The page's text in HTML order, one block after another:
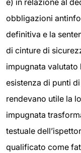
e) in relazione al
obbligazioni
definitiva e la
di cinture di
impugnata
esistenza di punti
rendevano utile la
impugnata
testuale
qualificato come